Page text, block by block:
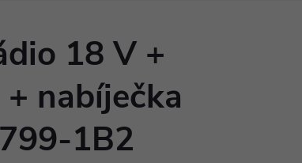
18 V +
nabíječka
1B2